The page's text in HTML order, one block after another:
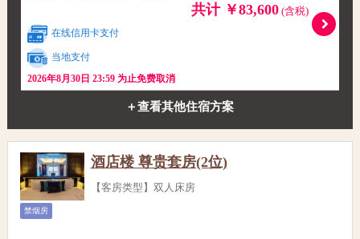
共计 ￥83,600(含税)
在线信用卡支付
当地支付
2026年8月30日 23:59 为止免费取消
＋查看其他住宿方案
酒店楼 尊贵套房(2位)
【客房类型】双人床房
禁烟房